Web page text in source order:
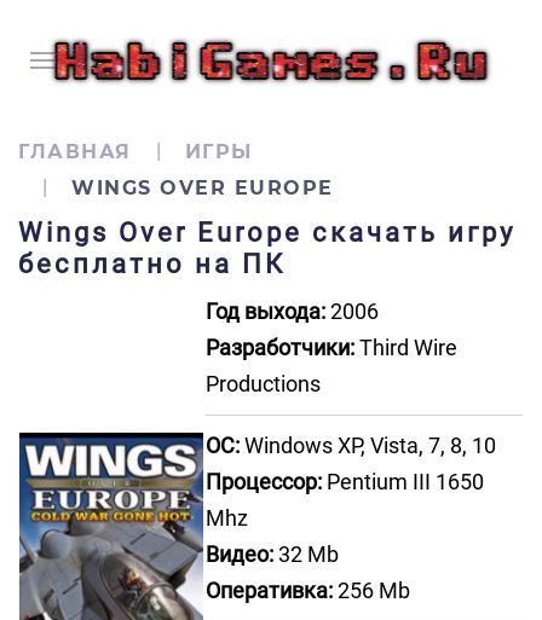
ГЛАВНАЯ
ИГРЫ
WINGS OVER EUROPE
Wings Over Europe скачать игру
бесплатно на ПК
Год выхода:2006
Разработчики:Third Wire
Productions
ОС:Windows XP, Vista, 7, 8, 10
Процессор: Pentium III 1650
Mhz
Видео: 32 Mb
Оперативка:256 Mb